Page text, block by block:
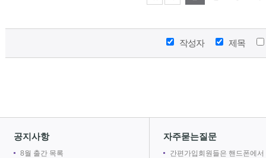
작성자 제목
공지사항
8월 출간 목록
자주묻는질문
간편가입회원들은 핸드폰에서 로망어플로 전자책을 볼 수 없